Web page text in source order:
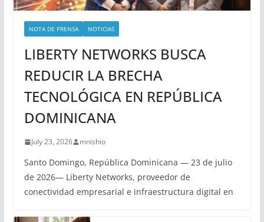
NOTA DE PRENSA NOTICIAS
LIBERTY NETWORKS BUSCA
REDUCIR LA BRECHA
TECNOLÓGICA EN REPÚBLICA
DOMINICANA
July 23, 2026 mnishio
Santo Domingo, República Dominicana — 23 de julio
de 2026— Liberty Networks, proveedor de
conectividad empresarial e infraestructura digital en